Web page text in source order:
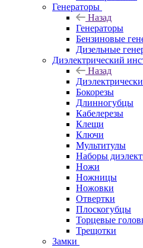
Генераторы
Назад
Генераторы
Бензиновые
Дизельные
Диэлектрический
Назад
Бокорезы
Длинногубцы
Кабелерезы
Клещи
Ключи
Мультитулы
Наборы
Ножи
Ножницы
Ножовки
Отвертки
Плоскогубцы
Торцевые
Трещотки
Замки